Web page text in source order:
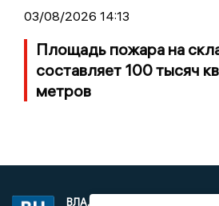
03/08/2026 14:13
Площадь пожара на
составляет 100 тысяч
метров
ВЛАДИМИРСКИЕ 2017 ©